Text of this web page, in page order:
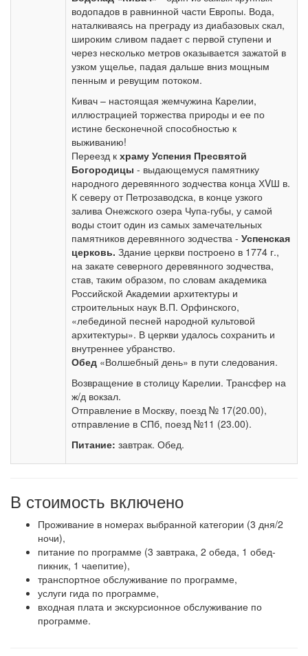
водопадов в равнинной части Европы. Вода,
наталкиваясь на преграду из диабазовых скал,
широким сливом падает с первой ступени и
через несколько метров оказывается зажатой в
узком ущелье, падая дальше вниз мощным
пенным и ревущим потоком.
Кивач – настоящая жемчужина Карелии,
иллюстрацией торжества природы и ее по
истине бесконечной способностью к
выживанию!
Переезд к храму Успения Пресвятой
Богородицы - выдающемуся памятнику
народного деревянного зодчества конца ХVШ в.
К северу от Петрозаводска, в конце узкого
залива Онежского озера Чупа-губы, у самой
воды стоит один из самых замечательных
памятников деревянного зодчества - Успенская
церковь. Здание церкви построено в 1774 г.,
на закате северного деревянного зодчества,
став, таким образом, по словам академика
Российской Академии архитектуры и
строительных наук В.П. Орфинского,
«лебединой песней народной культовой
архитектуры». В церкви удалось сохранить и
внутреннее убранство.
Обед «Волшебный день» в пути следования.
Возвращение в столицу Карелии. Трансфер на
ж/д вокзал.
Отправление в Москву, поезд № 17(20.00),
отправление в СПб, поезд №11 (23.00).
Питание: завтрак. Обед.
В стоимость включено
Проживание в номерах выбранной категории (3 дня/2
ночи),
питание по программе (3 завтрака, 2 обеда, 1 обед-
пикник, 1 чаепитие),
транспортное обслуживание по программе,
услуги гида по программе,
входная плата и экскурсионное обслуживание по
программе.